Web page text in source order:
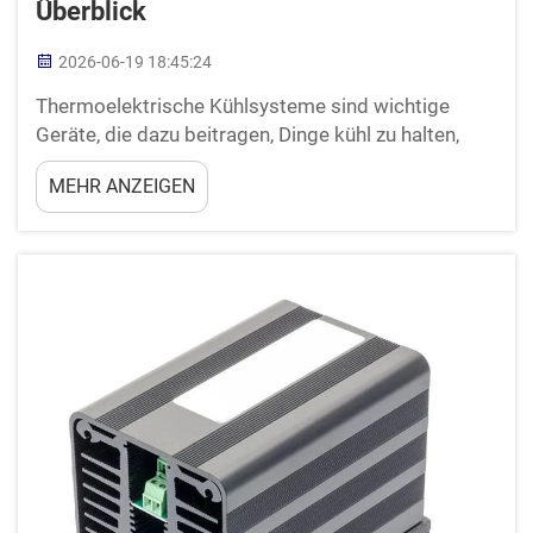
Überblick
2026-06-19 18:45:24
Thermoelektrische Kühlsysteme sind wichtige
Geräte, die dazu beitragen, Dinge kühl zu halten,
ohne herkömmliche Methoden wie Lüfter oder
Kühlschränke zu verwenden. Diese Systeme nutzen
einen speziellen Effekt, den Peltier-Effekt, um einen
MEHR ANZEIGEN